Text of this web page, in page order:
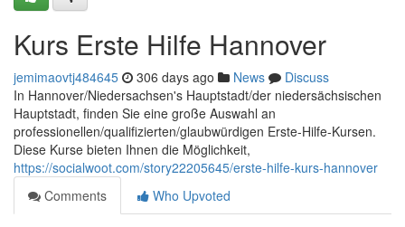
Kurs Erste Hilfe Hannover
jemimaovtj484645 306 days ago News
Discuss
In Hannover/Niedersachsen's Hauptstadt/der niedersächsischen
Hauptstadt, finden Sie eine große Auswahl an
professionellen/qualifizierten/glaubwürdigen Erste-Hilfe-Kursen.
Diese Kurse bieten Ihnen die Möglichkeit,
https://socialwoot.com/story22205645/erste-hilfe-kurs-hannover
Comments
Who Upvoted